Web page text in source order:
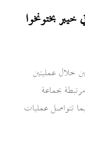
خيبر بختونخوا
الباكستانية مقتل 10 مسلحين خلال عمليتين
بجماعة
تتواصل عمليات